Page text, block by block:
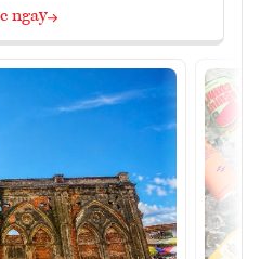
ngay